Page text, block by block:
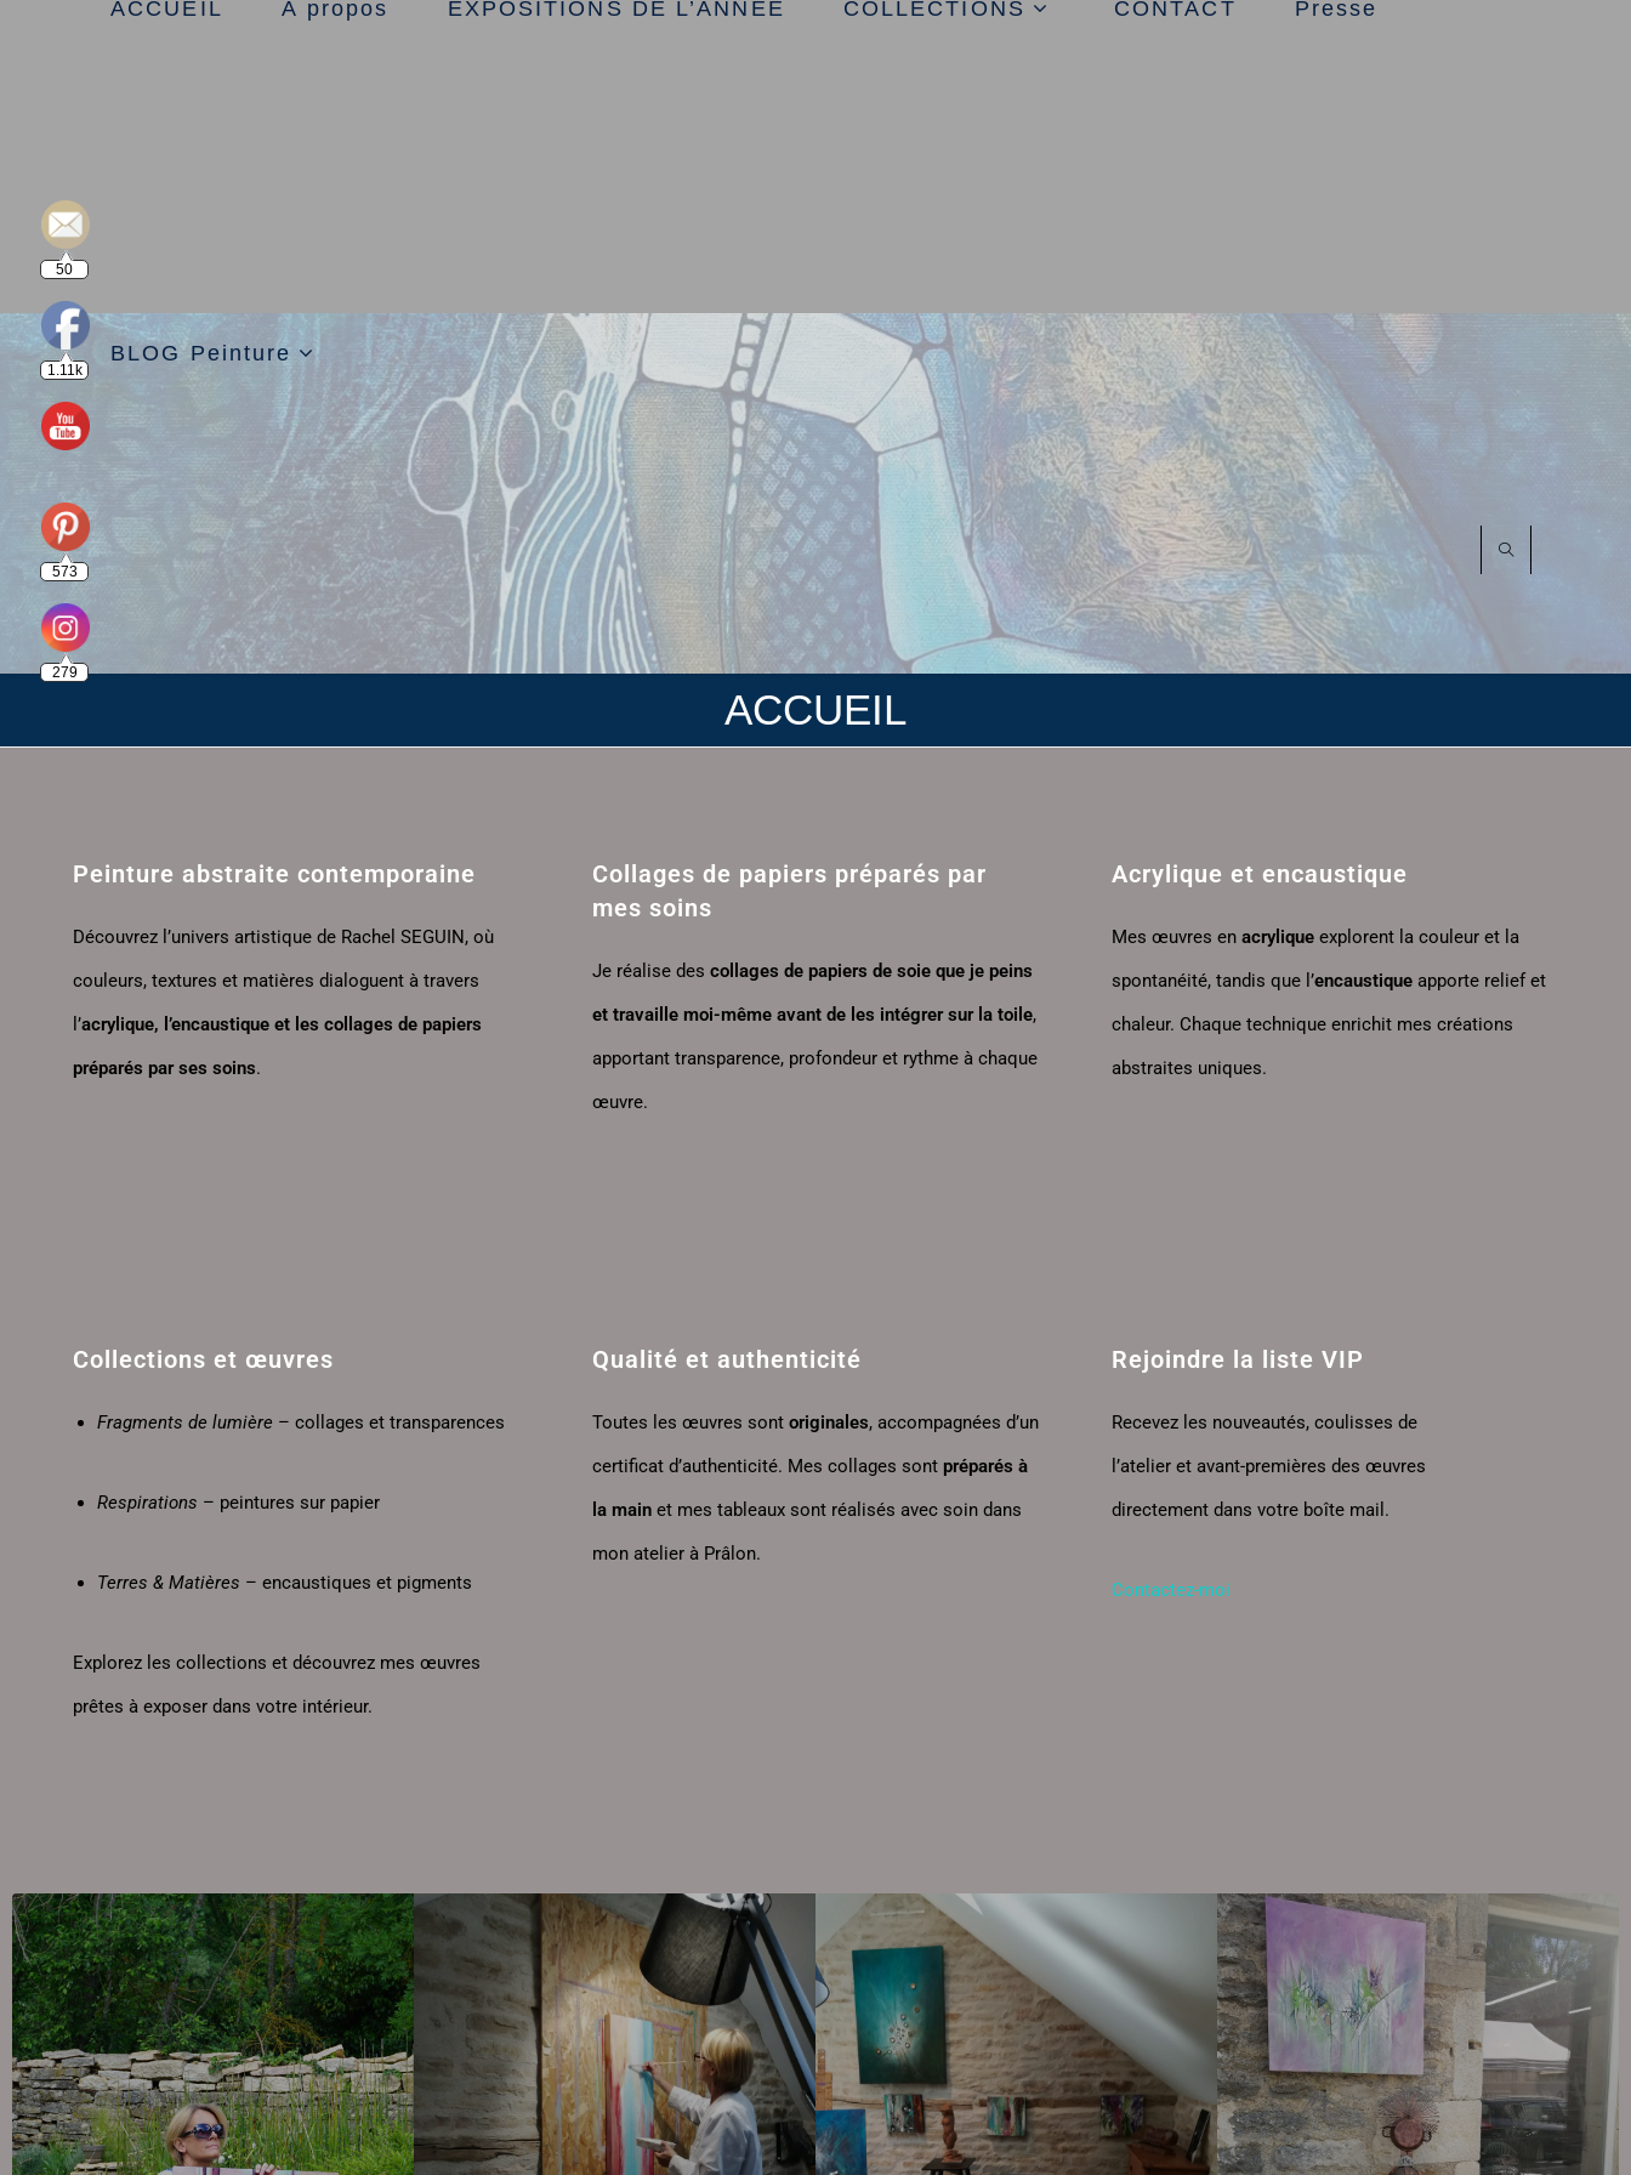
ACCUEIL À propos EXPOSITIONS DE L’ANNEE COLLECTIONS CONTACT Presse
BLOG Peinture
ACCUEIL
Peinture abstraite contemporaine
Découvrez l’univers artistique de Rachel SEGUIN, où
couleurs, textures et matières dialoguent à travers
l’acrylique, l’encaustique et les collages de papiers
préparés par ses soins.
Collages de papiers préparés par
mes soins
Je réalise des collages de papiers de soie que je peins
et travaille moi-même avant de les intégrer sur la toile,
apportant transparence, profondeur et rythme à chaque
œuvre.
Acrylique et encaustique
Mes œuvres en acryliqueexplorent la couleur et la
spontanéité, tandis que l’encaustiqueapporte relief et
chaleur. Chaque technique enrichit mes créations
abstraites uniques.
Collections et œuvres
Fragments de lumière – collages et transparences
Respirations – peintures sur papier
Terres & Matières – encaustiques et pigments
Explorez les collections et découvrez mes œuvres
prêtes à exposer dans votre intérieur.
Qualité et authenticité
Toutes les œuvres sont originales, accompagnées d’un
certificat d’authenticité. Mes collages sont préparés à
la mainet mes tableaux sont réalisés avec soin dans
mon atelier à Prâlon.
Rejoindre la liste VIP
Recevez les nouveautés, coulisses de
l’atelier et avant-premières des œuvres
directement dans votre boîte mail.
Contactez-moi
50
1.11k
573
279